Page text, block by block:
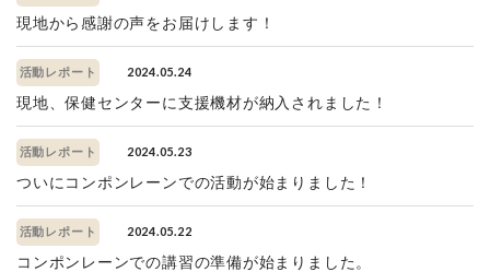
現地から感謝の声をお届けします！
活動レポート 2024.05.24
現地、保健センターに支援機材が納入されました！
活動レポート 2024.05.23
ついにコンポンレーンでの活動が始まりました！
活動レポート 2024.05.22
コンポンレーンでの講習の準備が始まりました。